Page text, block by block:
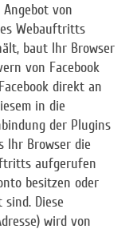
von
Webauftritts
baut Ihr Browser
von Facebook
direkt an
in die
der Plugins
Ihr Browser die
aufgerufen
besitzen oder
Diese
wird von